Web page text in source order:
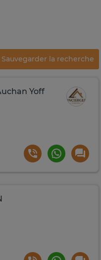
Sauvegarder la recherche
Yoff